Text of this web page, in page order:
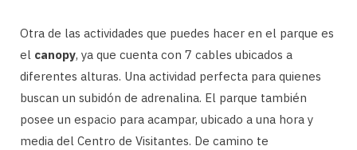
Otra de las actividades que puedes hacer en el parque es
el canopy, ya que cuenta con 7 cables ubicados a
diferentes alturas. Una actividad perfecta para quienes
buscan un subidón de adrenalina. El parque también
posee un espacio para acampar, ubicado a una hora y
media del Centro de Visitantes. De camino te